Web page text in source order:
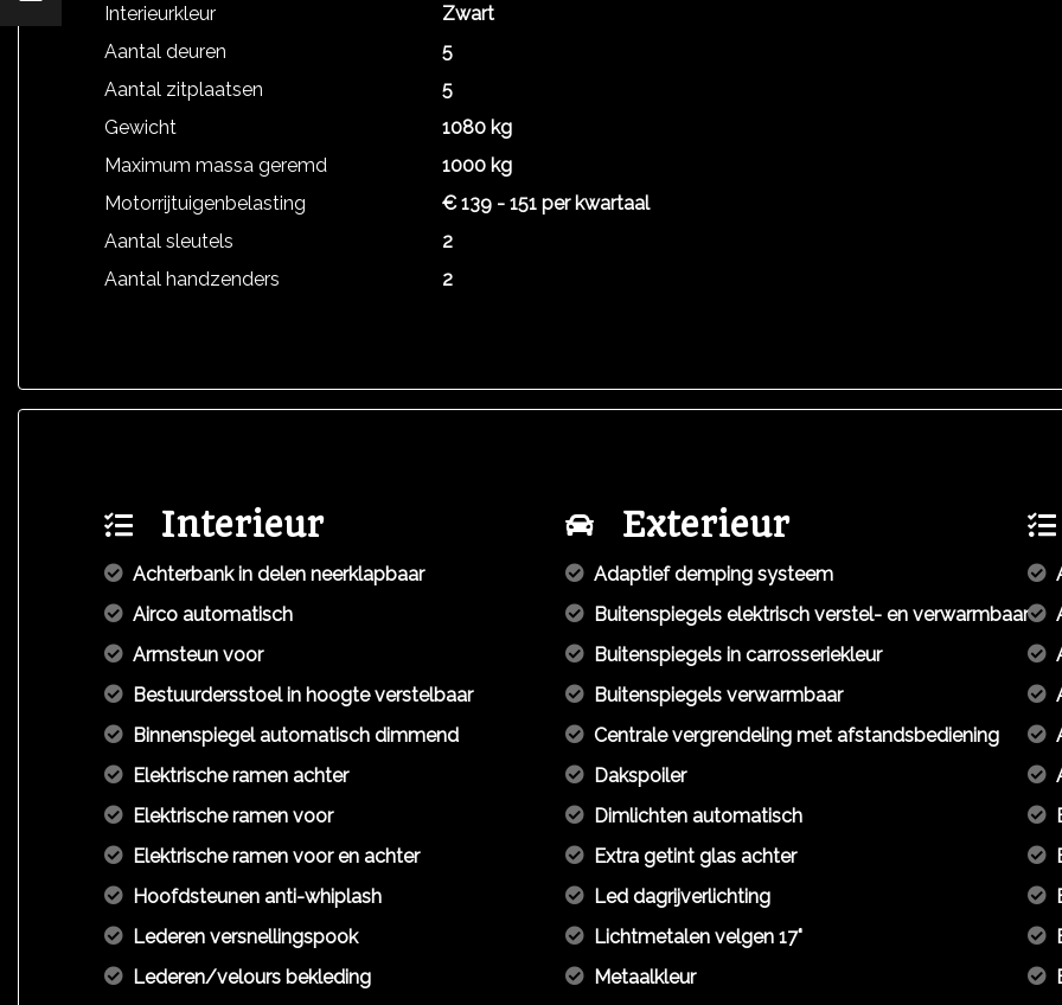
Interieurkleur
Zwart
Aantal deuren
5
Aantal zitplaatsen
5
Gewicht
1080 kg
Maximum massa geremd
1000 kg
Motorrijtuigenbelasting
€ 139 - 151 per kwartaal
Aantal sleutels
2
Aantal handzenders
2
Interieur
Achterbank in delen neerklapbaar
Airco automatisch
Armsteun voor
Bestuurdersstoel in hoogte verstelbaar
Binnenspiegel automatisch dimmend
Elektrische ramen achter
Elektrische ramen voor
Elektrische ramen voor en achter
Hoofdsteunen anti-whiplash
Lederen versnellingspook
Lederen/velours bekleding
Exterieur
Adaptief demping systeem
Buitenspiegels elektrisch verstel- en verwarmbaar
Buitenspiegels in carrosseriekleur
Buitenspiegels verwarmbaar
Centrale vergrendeling met afstandsbediening
Dakspoiler
Dimlichten automatisch
Extra getint glas achter
Led dagrijverlichting
Lichtmetalen velgen 17"
Metaalkleur